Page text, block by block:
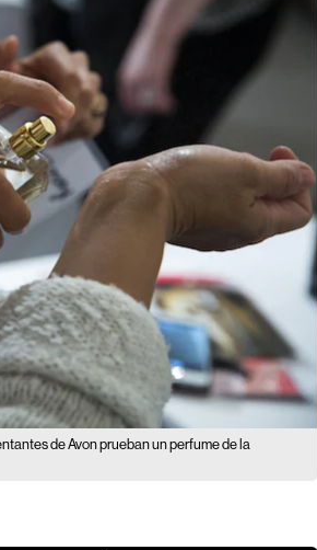
de Avon prueban un perfume de la